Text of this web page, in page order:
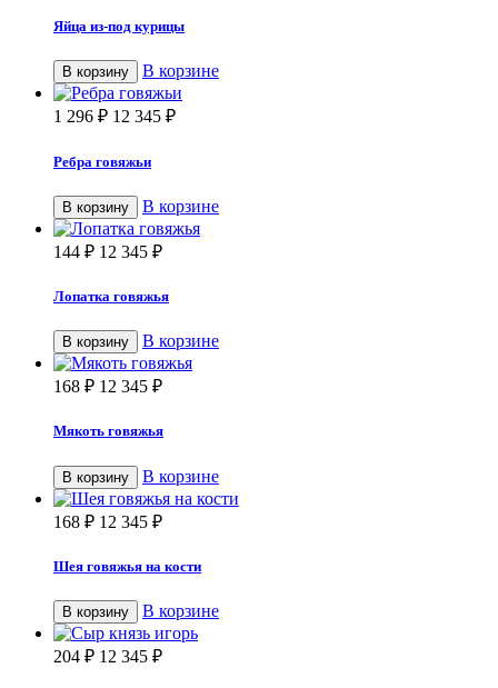
Яйца из-под курицы
В корзину В корзине
1 296 ₽ 12 345 ₽
Ребра говяжьи
В корзину В корзине
144 ₽ 12 345 ₽
Лопатка говяжья
В корзину В корзине
168 ₽ 12 345 ₽
Мякоть говяжья
В корзину В корзине
168 ₽ 12 345 ₽
Шея говяжья на кости
В корзину В корзине
204 ₽ 12 345 ₽